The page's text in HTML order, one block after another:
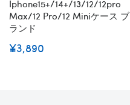
Iphone15+/14+/13/12/12pro
Max/12 Pro/12 Miniケース ブ
ランド
¥3,890